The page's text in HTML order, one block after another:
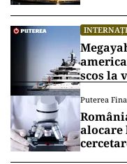
scos la
Puterea
alocare